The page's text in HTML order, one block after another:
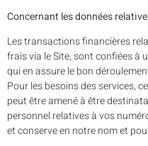
Concernant les données
Les transactions financières
frais via le Site, sont confiées à
qui en assure le bon
Pour les besoins des services,
peut être amené à être
personnel relatives à vos
et conserve en notre nom et